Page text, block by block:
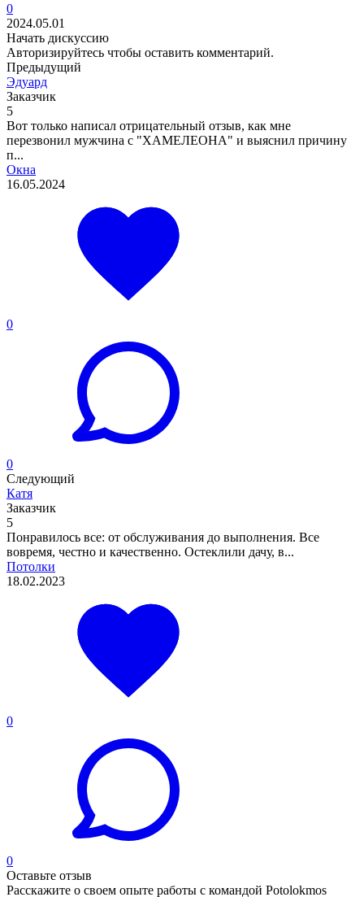
0
2024.05.01
Начать дискуссию
Авторизируйтесь чтобы оставить комментарий.
Предыдущий
Эдуард
Заказчик
5
Вот только написал отрицательный отзыв, как мне
перезвонил мужчина с "ХАМЕЛЕОНА" и выяснил причину
п...
Окна
16.05.2024
0
0
Следующий
Катя
Заказчик
5
Понравилось все: от обслуживания до выполнения. Все
вовремя, честно и качественно. Остеклили дачу, в...
Потолки
18.02.2023
0
0
Оставьте отзыв
Расскажите о своем опыте работы с командой Potolokmos